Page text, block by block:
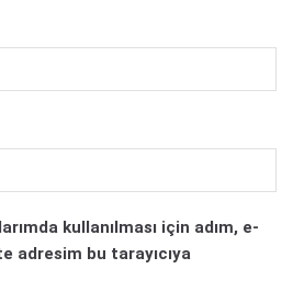
kullanılması için adım, e-
adresim bu tarayıcıya